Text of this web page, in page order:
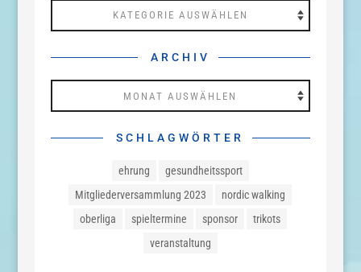
ARCHIV
SCHLAGWÖRTER
ehrung
gesundheitssport
Mitgliederversammlung 2023
nordic walking
oberliga
spieltermine sponsor
trikots
veranstaltung